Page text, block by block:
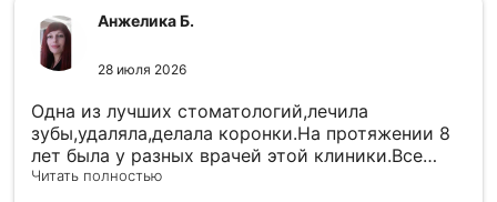
Анжелика Б.
28 июля 2026
Одна из лучших стоматологий,лечила
зубы,удаляла,делала коронки.На протяжении 8
лет была у разных врачей этой клиники.Все
отлично. А вот детских врачей в этой клиники
Читать полностью